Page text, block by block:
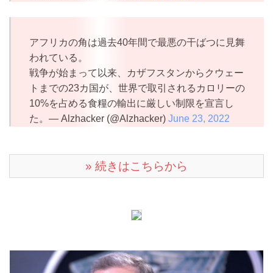
アフリカの角は過去40年間で最悪の干ばつに見舞
われている。
戦争が始まって以来、カザフスタンからクウェー
トまでの23カ国が、世界で取引されるカロリーの
10%を占める食糧の輸出に厳しい制限を宣言し
た。— Alzhacker (@Alzhacker) June 23, 2022
» 続きはこちらから